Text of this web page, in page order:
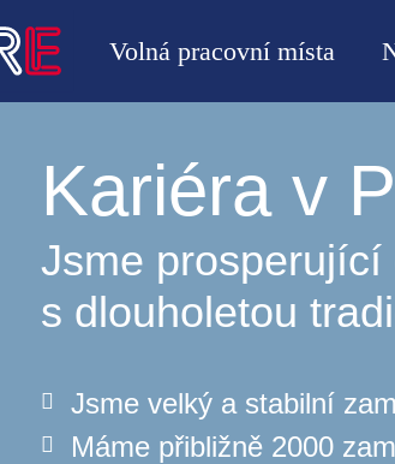
Volná pracovní místa
Kariéra v
Jsme
s dlouholetou
Jsme velký a stabilní
Máme přibližně 2000